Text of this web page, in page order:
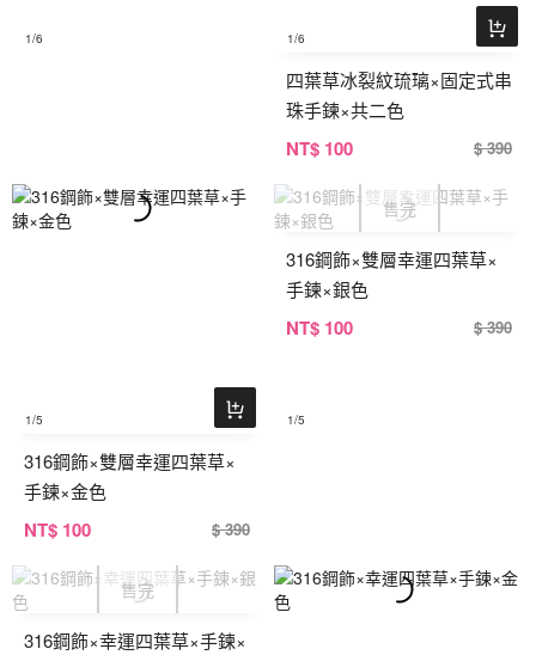
1/6 1/6
四葉草冰裂紋琉璃×固定式串
珠手鍊×共二色
NT$ 100 $ 390
1/5
316鋼飾×雙層幸運四葉草×
手鍊×金色
NT$ 100 $ 390
1/5
316鋼飾×雙層幸運四葉草×
手鍊×銀色
NT$ 100 $ 390
316鋼飾×幸運四葉草×手鍊×